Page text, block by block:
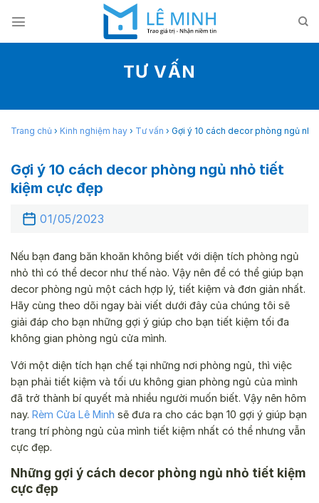
content
TƯ VẤN
Trang chủ › Kinh nghiệm hay › Tư vấn › Gợi ý 10 cách decor phòng ngủ
Gợi ý 10 cách decor phòng ngủ nhỏ tiết
kiệm cực đẹp
01/05/2023
Nếu bạn đang băn khoăn không biết với diện tích phòng ngủ
nhỏ thì có thể decor như thế nào. Vậy nên để có thể giúp bạn
decor phòng ngủ một cách hợp lý, tiết kiệm và đơn giản nhất.
Hãy cùng theo dõi ngay bài viết dưới đây của chúng tôi sẽ
giải đáp cho bạn những gợi ý giúp cho bạn tiết kiệm tối đa
không gian phòng ngủ cửa mình.
Với một diện tích hạn chế tại những nơi phòng ngủ, thì việc
bạn phải tiết kiệm và tối ưu không gian phòng ngủ của mình
đã trở thành bí quyết mà nhiều người muốn biết. Vậy nên hôm
nay. Rèm Cửa Lê Minh sẽ đưa ra cho các bạn 10 gợi ý giúp bạn
trang trí phòng ngủ của mình tiết kiệm nhất có thể nhưng vẫn
cực đẹp.
Những gợi ý cách decor phòng ngủ nhỏ tiết kiệm
cực đẹp